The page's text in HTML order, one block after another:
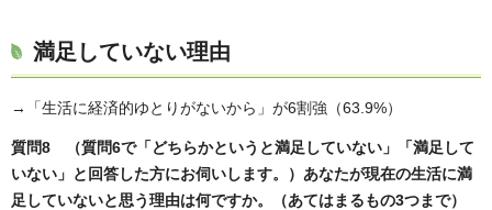
満足していない理由
→「生活に経済的ゆとりがないから」が6割強（63.9%）
質問8 （質問6で「どちらかというと満足していない」「満足して
いない」と回答した方にお伺いします。）あなたが現在の生活に満
足していないと思う理由は何ですか。（あてはまるもの3つまで）